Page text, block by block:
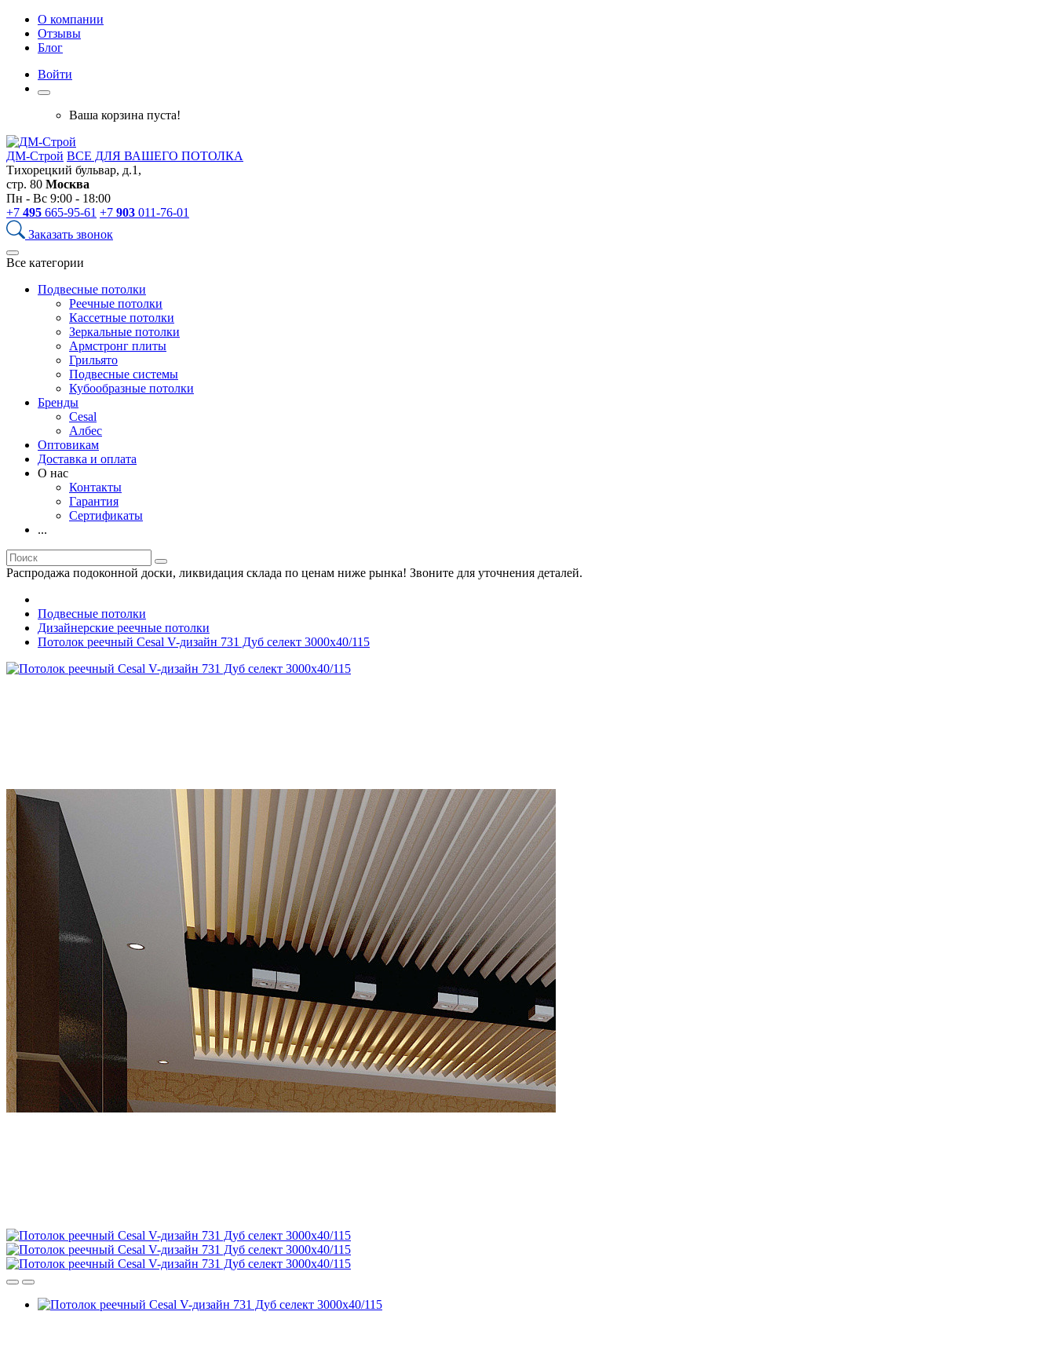
О компании
Отзывы
Блог
Войти
Ваша корзина пуста!
ДМ-Строй ВСЕ ДЛЯ ВАШЕГО ПОТОЛКА
Тихорецкий бульвар, д.1,
стр. 80 Москва
Пн - Вс 9:00 - 18:00
+7 495 665-95-61 +7 903 011-76-01
Заказать звонок
Все категории
Подвесные потолки
Реечные потолки
Кассетные потолки
Зеркальные потолки
Армстронг плиты
Грильято
Подвесные системы
Кубообразные потолки
Бренды
Cesal
Албес
Оптовикам
Доставка и оплата
О нас
Контакты
Гарантия
Сертификаты
...
Распродажа подоконной доски, ликвидация склада по ценам ниже рынка! Звоните для уточнения деталей.
Подвесные потолки
Дизайнерские реечные потолки
Потолок реечный Cesal V-дизайн 731 Дуб селект 3000х40/115